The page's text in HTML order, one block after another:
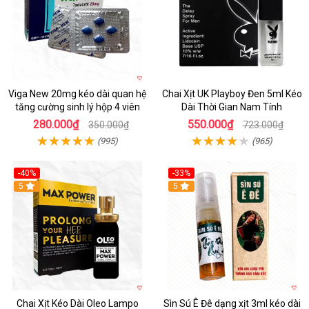
Viga New 20mg kéo dài quan hệ
tăng cường sinh lý hộp 4 viên
280.000₫ 350.000₫
(995)
Chai Xịt UK Playboy Đen 5ml Kéo
Dài Thời Gian Nam Tính
550.000₫ 723.000₫
(965)
-40%
5
Chai Xịt Kéo Dài Oleo Lampo
-33%
5
Sìn Sú Ê Đê dạng xịt 3ml kéo dài